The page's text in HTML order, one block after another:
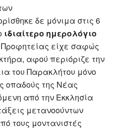
δε μόνιμα στις 6
ιδιαίτερο ημερολόγιο
Προφητείας είχε σαφώς
αφού περιόριζε την
του Παρακλήτου μόνο
οπαδούς της Νέας
από την Εκκλησία
μετανοούντων
τους μοντανιστές